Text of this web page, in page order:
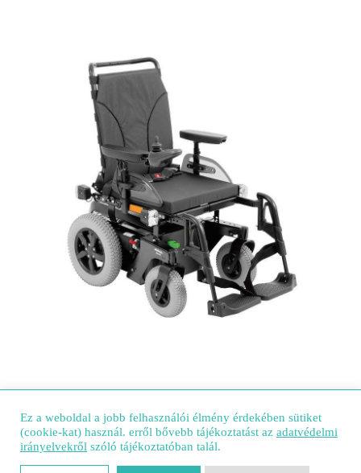
Ez a weboldal a jobb felhasználói élmény érdekében sütiket
(cookie-kat) használ. erről bővebb tájékoztatást az adatvédelmi
irányelvekről szóló tájékoztatóban talál.